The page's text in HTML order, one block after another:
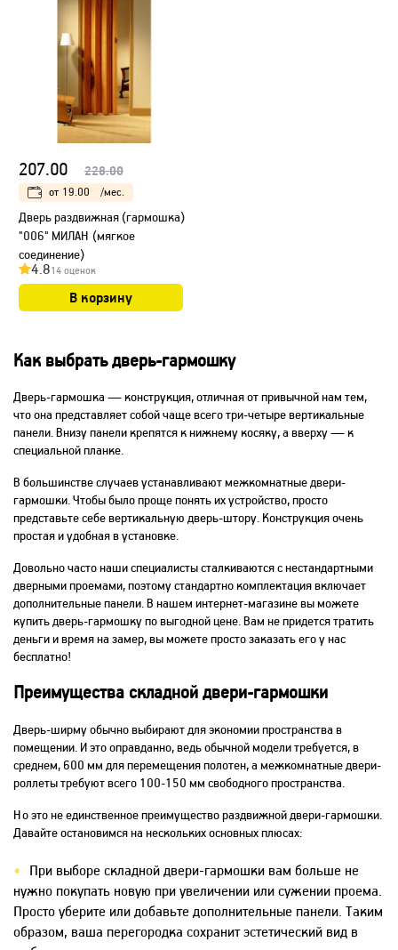
207.00 228.00
от 19.00 /мес.
Дверь раздвижная (гармошка)
"006" МИЛАН (мягкое
соединение)
4.814 оценок
В корзину
Как выбрать дверь-гармошку
Дверь-гармошка — конструкция, отличная от привычной нам тем,
что она представляет собой чаще всего три-четыре вертикальные
панели. Внизу панели крепятся к нижнему косяку, а вверху — к
специальной планке.
В большинстве случаев устанавливают межкомнатные двери-
гармошки. Чтобы было проще понять их устройство, просто
представьте себе вертикальную дверь-штору. Конструкция очень
простая и удобная в установке.
Довольно часто наши специалисты сталкиваются с нестандартными
дверными проемами, поэтому стандартно комплектация включает
дополнительные панели. В нашем интернет-магазине вы можете
купить дверь-гармошку по выгодной цене. Вам не придется тратить
деньги и время на замер, вы можете просто заказать его у нас
бесплатно!
Преимущества складной двери-гармошки
Дверь-ширму обычно выбирают для экономии пространства в
помещении. И это оправданно, ведь обычной модели требуется, в
среднем, 600 мм для перемещения полотен, а межкомнатные двери-
роллеты требуют всего 100-150 мм свободного пространства.
Но это не единственное преимущество раздвижной двери-гармошки.
Давайте остановимся на нескольких основных плюсах:
При выборе складной двери-гармошки вам больше не
нужно покупать новую при увеличении или сужении проема.
Просто уберите или добавьте дополнительные панели. Таким
образом, ваша перегородка сохранит эстетический вид в